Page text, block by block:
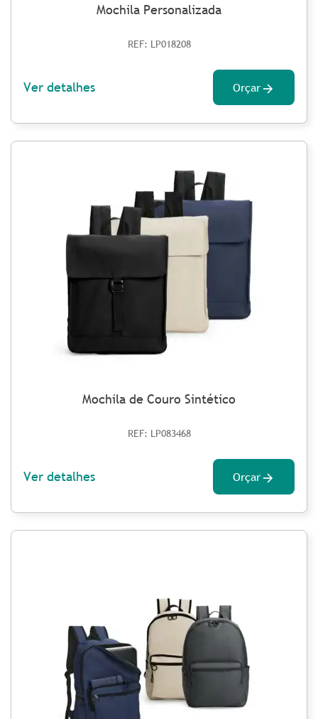
Mochila Personalizada
REF: LP018208
Ver detalhes Orçar
Mochila de Couro Sintético
REF: LP083468
Ver detalhes Orçar